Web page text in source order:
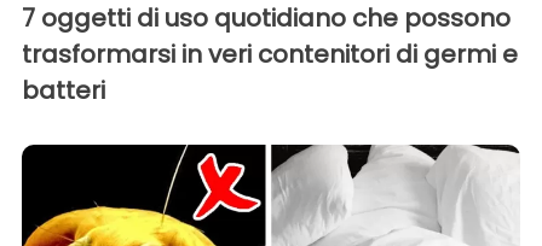
7 oggetti di uso quotidiano che possono
trasformarsi in veri contenitori di germi e
batteri